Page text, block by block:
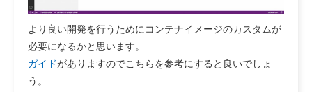
より良い開発を行うためにコンテナイメージのカスタムが
必要になるかと思います。
ガイドがありますのでこちらを参考にすると良いでしょ
う。